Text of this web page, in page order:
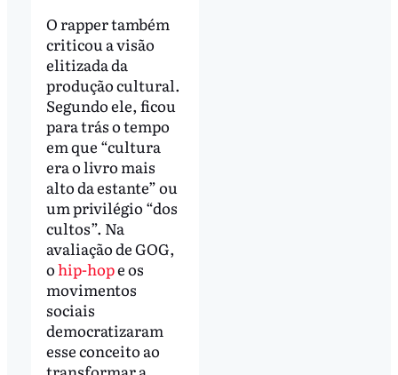
O rapper também
criticou a visão
elitizada da
produção cultural.
Segundo ele, ficou
para trás o tempo
em que “cultura
era o livro mais
alto da estante” ou
um privilégio “dos
cultos”. Na
avaliação de GOG,
ohip-hope os
movimentos
sociais
democratizaram
esse conceito ao